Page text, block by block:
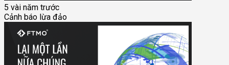
5 vài năm trước
Cảnh báo lừa đảo